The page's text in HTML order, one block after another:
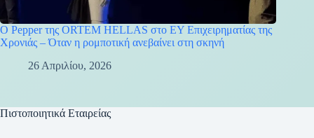
Ο Pepper της ORTEM HELLAS στο EY Επιχειρηματίας της
Χρονιάς – Όταν η ρομποτική ανεβαίνει στη σκηνή
26 Απριλίου, 2026
Πιστοποιητικά Εταιρείας